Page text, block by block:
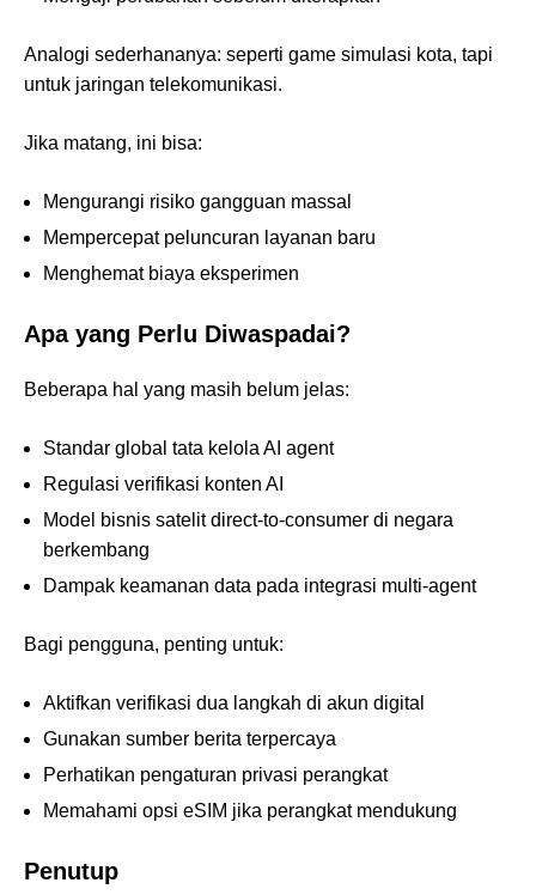
Analogi sederhananya: seperti game simulasi kota, tapi
untuk jaringan telekomunikasi.
Jika matang, ini bisa:
Mengurangi risiko gangguan massal
Mempercepat peluncuran layanan baru
Menghemat biaya eksperimen
Apa yang Perlu Diwaspadai?
Beberapa hal yang masih belum jelas:
Standar global tata kelola AI agent
Regulasi verifikasi konten AI
Model bisnis satelit direct-to-consumer di negara
berkembang
Dampak keamanan data pada integrasi multi-agent
Bagi pengguna, penting untuk:
Aktifkan verifikasi dua langkah di akun digital
Gunakan sumber berita terpercaya
Perhatikan pengaturan privasi perangkat
Memahami opsi eSIM jika perangkat mendukung
Penutup